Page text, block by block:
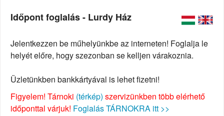
Időpont foglalás - Lurdy Ház
Jelentkezzen be műhelyünkbe az interneten! Foglalja le
helyét előre, hogy szezonban se kelljen várakoznia.
Üzletünkben bankkártyával is lehet fizetni!
Figyelem! Tárnoki (térkép) szervizünkben több elérhető
időponttal várjuk! Foglalás TÁRNOKRA itt >>